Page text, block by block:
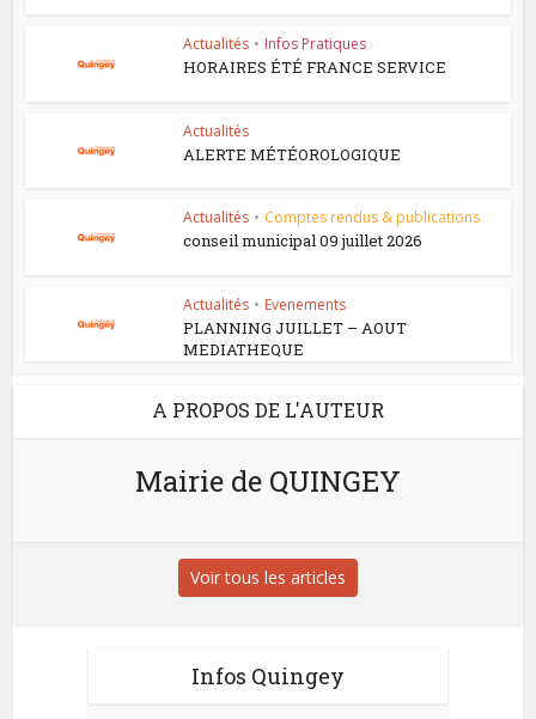
Actualités • Infos Pratiques
HORAIRES ÉTÉ FRANCE SERVICE
Actualités
ALERTE MÉTÉOROLOGIQUE
Actualités • Comptes rendus & publications
conseil municipal 09 juillet 2026
Actualités • Evenements
PLANNING JUILLET – AOUT
MEDIATHEQUE
A PROPOS DE L'AUTEUR
Mairie de QUINGEY
Voir tous les articles
Infos Quingey